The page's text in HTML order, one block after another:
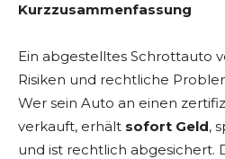
Kurzzusammenfassung
Ein abgestelltes Schrottauto
Risiken und rechtliche
Wer sein Auto an einen
verkauft, erhält sofort Geld,
und ist rechtlich abgesichert.